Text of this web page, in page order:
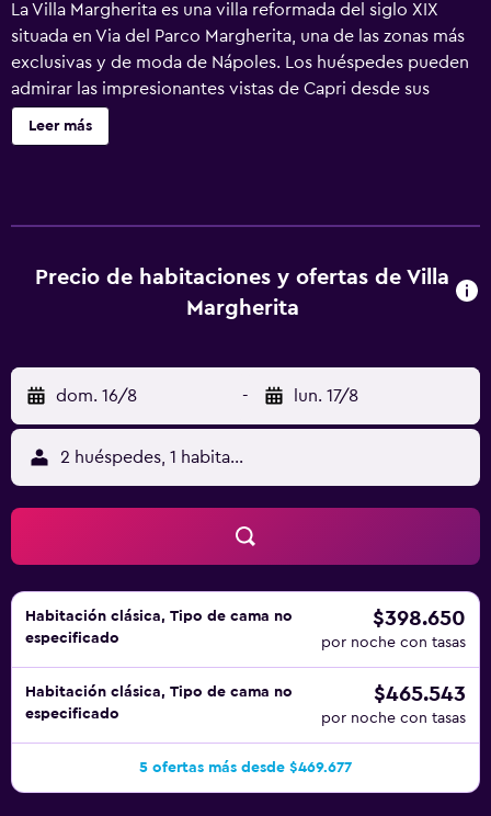
La Villa Margherita es una villa reformada del siglo XIX
situada en Via del Parco Margherita, una de las zonas más
exclusivas y de moda de Nápoles. Los huéspedes pueden
admirar las impresionantes vistas de Capri desde sus
habitaciones recién reformadas o desde el jardín
panorámico de la azotea del hotel. Algunas habitaciones
Leer más
Precio de habitaciones y ofertas de Villa
Margherita
dom. 16/8 - lun. 17/8
2 huéspedes, 1 habitación
Habitación clásica, Tipo de cama no
especificado
$398.650
por noche con tasas
Habitación clásica, Tipo de cama no
especificado
$465.543
por noche con tasas
5 ofertas más desde $469.677